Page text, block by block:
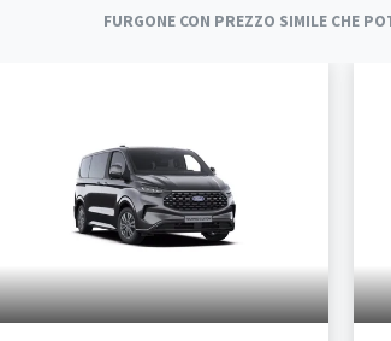
FURGONE CON PREZZO SIMILE CHE